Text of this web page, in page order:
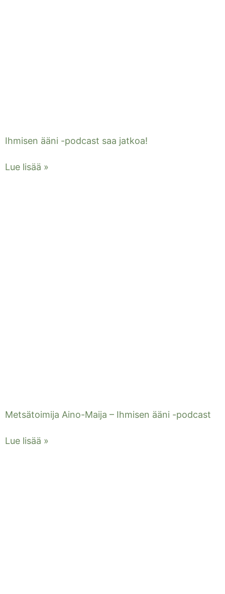
Ihmisen ääni -podcast saa jatkoa!
Lue lisää »
Metsätoimija Aino-Maija – Ihmisen ääni -podcast
Lue lisää »